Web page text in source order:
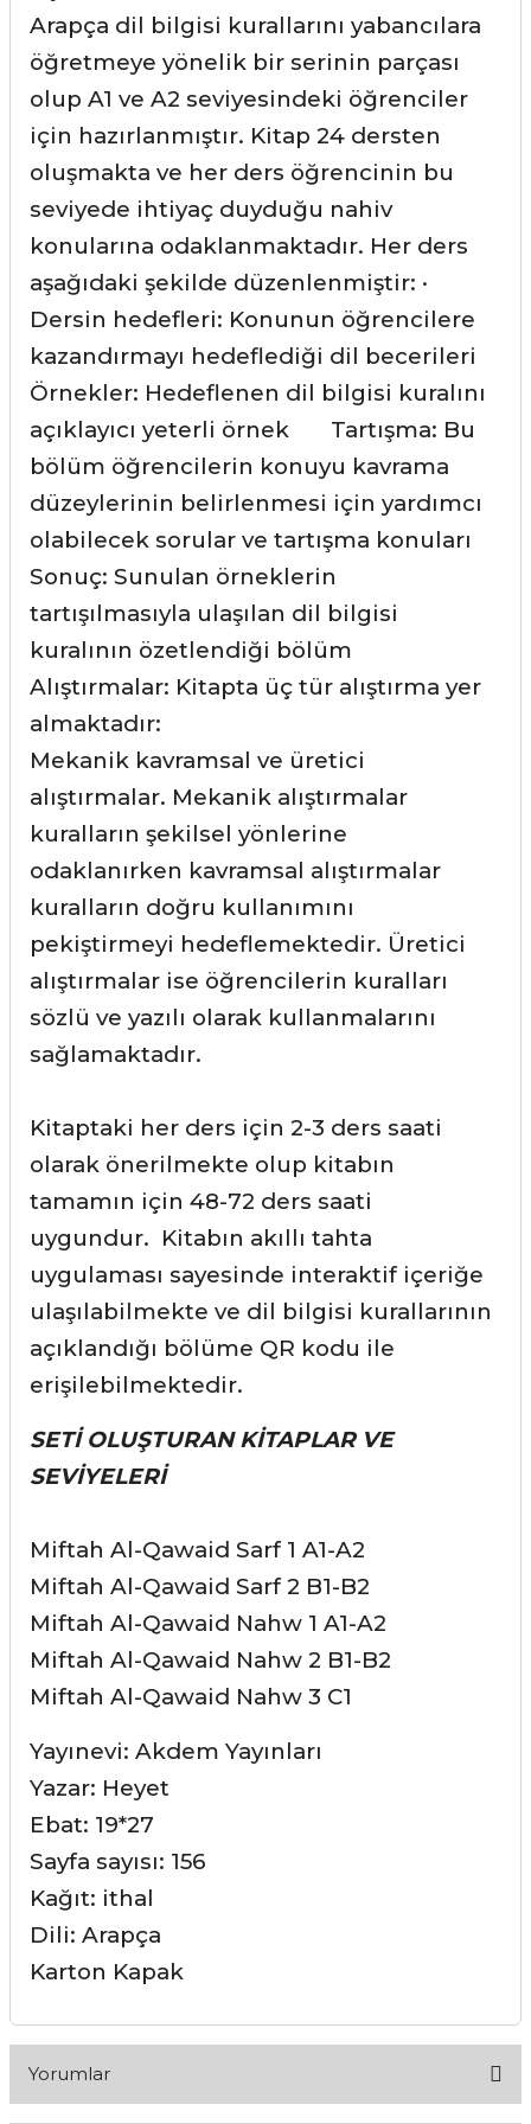
Arapça dil bilgisi kurallarını yabancılara
öğretmeye yönelik bir serinin parçası
olup A1 ve A2 seviyesindeki öğrenciler
için hazırlanmıştır. Kitap 24 dersten
oluşmakta ve her ders öğrencinin bu
seviyede ihtiyaç duyduğu nahiv
konularına odaklanmaktadır. Her ders
aşağıdaki şekilde düzenlenmiştir: ·
Dersin hedefleri: Konunun öğrencilere
kazandırmayı hedeflediği dil becerileri
Örnekler: Hedeflenen dil bilgisi kuralını
açıklayıcı yeterli örnek Tartışma: Bu
bölüm öğrencilerin konuyu kavrama
düzeylerinin belirlenmesi için yardımcı
olabilecek sorular ve tartışma konuları
Sonuç: Sunulan örneklerin
tartışılmasıyla ulaşılan dil bilgisi
kuralının özetlendiği bölüm
Alıştırmalar: Kitapta üç tür alıştırma yer
almaktadır:
Mekanik kavramsal ve üretici
alıştırmalar. Mekanik alıştırmalar
kuralların şekilsel yönlerine
odaklanırken kavramsal alıştırmalar
kuralların doğru kullanımını
pekiştirmeyi hedeflemektedir. Üretici
alıştırmalar ise öğrencilerin kuralları
sözlü ve yazılı olarak kullanmalarını
sağlamaktadır.
Kitaptaki her ders için 2-3 ders saati
olarak önerilmekte olup kitabın
tamamın için 48-72 ders saati
uygundur. Kitabın akıllı tahta
uygulaması sayesinde interaktif içeriğe
ulaşılabilmekte ve dil bilgisi kurallarının
açıklandığı bölüme QR kodu ile
erişilebilmektedir.
SETİ OLUŞTURAN KİTAPLAR VE
SEVİYELERİ
Miftah Al-Qawaid Sarf 1 A1-A2
Miftah Al-Qawaid Sarf 2 B1-B2
Miftah Al-Qawaid Nahw 1 A1-A2
Miftah Al-Qawaid Nahw 2 B1-B2
Miftah Al-Qawaid Nahw 3 C1
Yayınevi: Akdem Yayınları
Yazar: Heyet
Ebat: 19*27
Sayfa sayısı: 156
Kağıt: ithal
Dili: Arapça
Karton Kapak
Yorumlar